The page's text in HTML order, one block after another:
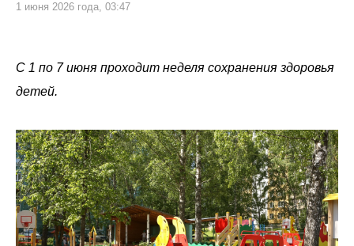
1 июня 2026 года, 03:47
С 1 по 7 июня проходит неделя сохранения здоровья
детей.